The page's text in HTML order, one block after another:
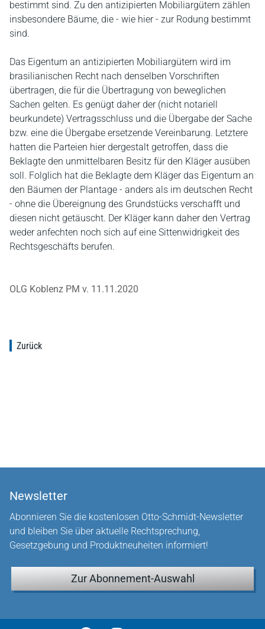
bestimmt sind. Zu den antizipierten Mobiliargütern zählen
insbesondere Bäume, die - wie hier - zur Rodung bestimmt
sind.
Das Eigentum an antizipierten Mobiliargütern wird im
brasilianischen Recht nach denselben Vorschriften
übertragen, die für die Übertragung von beweglichen
Sachen gelten. Es genügt daher der (nicht notariell
beurkundete) Vertragsschluss und die Übergabe der Sache
bzw. eine die Übergabe ersetzende Vereinbarung. Letztere
hatten die Parteien hier dergestalt getroffen, dass die
Beklagte den unmittelbaren Besitz für den Kläger ausüben
soll. Folglich hat die Beklagte dem Kläger das Eigentum an
den Bäumen der Plantage - anders als im deutschen Recht
- ohne die Übereignung des Grundstücks verschafft und
diesen nicht getäuscht. Der Kläger kann daher den Vertrag
weder anfechten noch sich auf eine Sittenwidrigkeit des
Rechtsgeschäfts berufen.
OLG Koblenz PM v. 11.11.2020
Zurück
Newsletter
Abonnieren Sie die kostenlosen Otto-Schmidt-Newsletter
und bleiben Sie über aktuelle Rechtsprechung,
Gesetzgebung und Produktneuheiten informiert!
Zur Abonnement-Auswahl